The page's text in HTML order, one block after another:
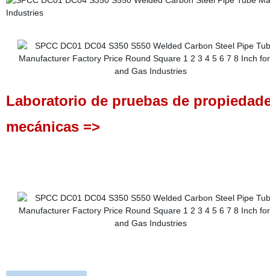
Laboratorio de pruebas de
mecánicas =>